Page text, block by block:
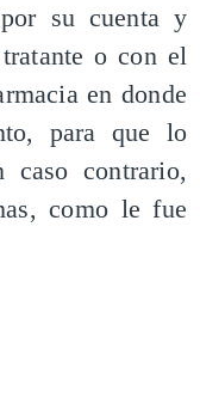
su cuenta y
o con el
en donde
para que lo
caso contrario,
como le fue